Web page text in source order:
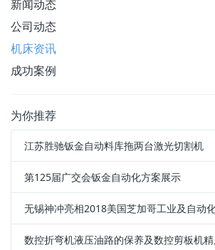
新闻动态
公司动态
机床资讯
成功案例
为你推荐
江苏胜驰钣金自动料库拖两台激光切割机
第125届广交会钣金自动化方案展示
无锡神冲亮相2018美国芝加哥工业及自动
数控折弯机液压油路的保养及数控剪板机